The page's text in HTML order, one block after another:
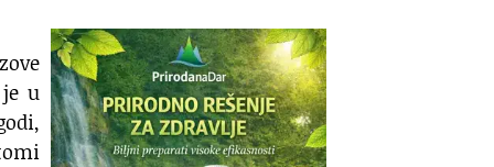
u